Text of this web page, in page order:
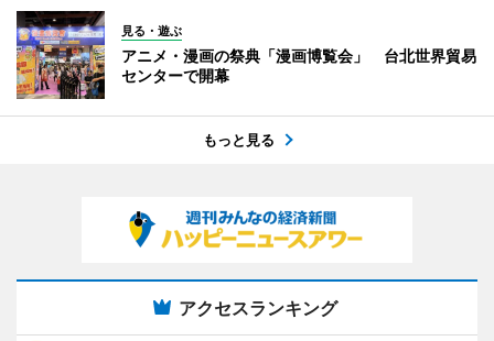
見る・遊ぶ
アニメ・漫画の祭典「漫画博覧会」 台北世界貿易
センターで開幕
もっと見る
アクセスランキング